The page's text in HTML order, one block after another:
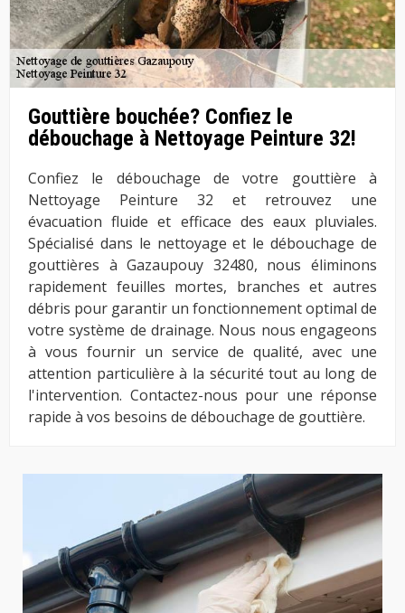
Gouttière bouchée? Confiez le
débouchage à Nettoyage Peinture 32!
Confiez le débouchage de votre gouttière à
Nettoyage Peinture 32 et retrouvez une
évacuation fluide et efficace des eaux pluviales.
Spécialisé dans le nettoyage et le débouchage de
gouttières à Gazaupouy 32480, nous éliminons
rapidement feuilles mortes, branches et autres
débris pour garantir un fonctionnement optimal de
votre système de drainage. Nous nous engageons
à vous fournir un service de qualité, avec une
attention particulière à la sécurité tout au long de
l'intervention. Contactez-nous pour une réponse
rapide à vos besoins de débouchage de gouttière.